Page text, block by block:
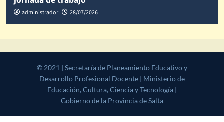
administrador 28/07/2026
© 2021 | Secretaría de Planeamiento Educativo y Desarrollo
Profesional Docente | Ministerio de Educación, Cultura, Ciencia y
Tecnología | Gobierno de la Provincia de Salta|CoverNews
themes.